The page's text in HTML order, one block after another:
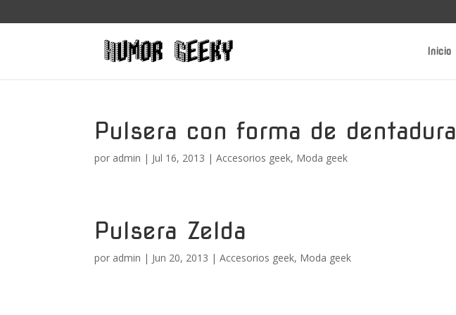
Inicio
Pulsera con forma de dentadura
por admin | Jul 16, 2013 |Accesorios geek, Moda geek
Pulsera Zelda
por admin | Jun 20, 2013 |Accesorios geek, Moda geek